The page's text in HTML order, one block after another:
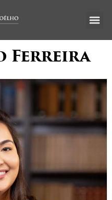
Ferreira